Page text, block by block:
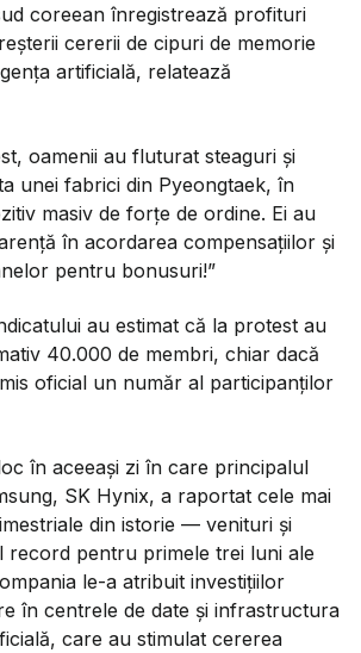
coreean înregistrează profituri
cererii de cipuri de memorie
artificială, relatează
oamenii au fluturat steaguri și
unei fabrici din Pyeongtaek, în
masiv de forțe de ordine. Ei au
în acordarea compensațiilor și
pentru bonusuri!”
au estimat că la protest au
40.000 de membri, chiar dacă
oficial un număr al participanților
în aceeași zi în care principalul
SK Hynix, a raportat cele mai
din istorie — venituri și
record pentru primele trei luni ale
le-a atribuit investițiilor
în centrele de date și infrastructura
care au stimulat cererea